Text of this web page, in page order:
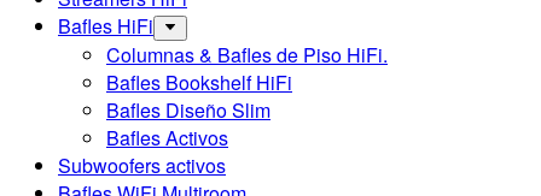
Bafles HiFi
Columnas & Bafles de Piso HiFi.
Bafles Bookshelf HiFi
Bafles Diseño Slim
Bafles Activos
Subwoofers activos